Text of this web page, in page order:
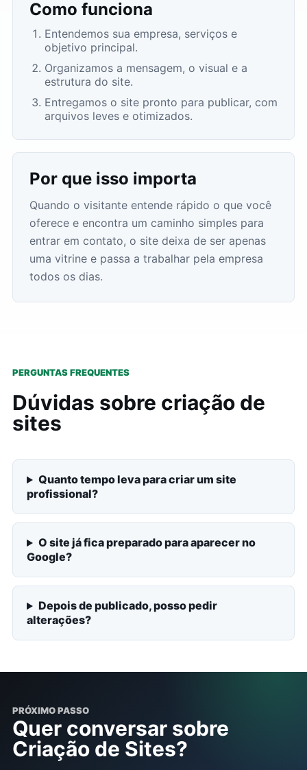
Como funciona
Entendemos sua empresa, serviços e
objetivo principal.
Organizamos a mensagem, o visual e a
estrutura do site.
Entregamos o site pronto para publicar, com
arquivos leves e otimizados.
Por que isso importa
Quando o visitante entende rápido o que você
oferece e encontra um caminho simples para
entrar em contato, o site deixa de ser apenas
uma vitrine e passa a trabalhar pela empresa
todos os dias.
PERGUNTAS FREQUENTES
Dúvidas sobre criação de
sites
Quanto tempo leva para criar um site
profissional?
O site já fica preparado para aparecer no
Google?
Depois de publicado, posso pedir
alterações?
PRÓXIMO PASSO
Quer conversar sobre
Criação de Sites?